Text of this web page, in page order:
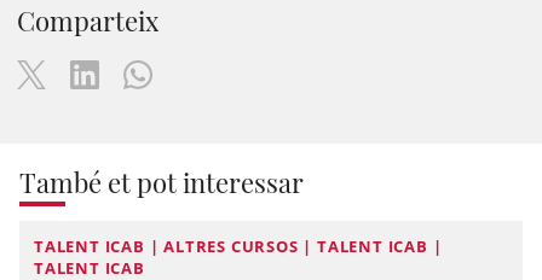
Comparteix
També et pot interessar
TALENT ICAB | ALTRES CURSOS | TALENT ICAB |
TALENT ICAB